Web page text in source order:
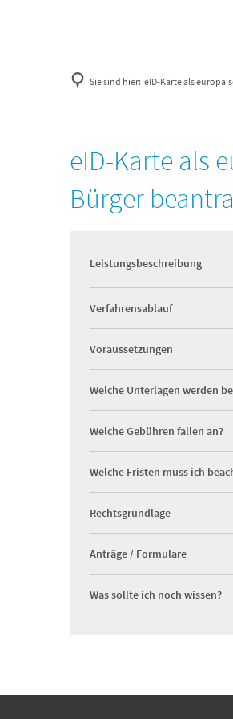
Sie sind hier: eID-Karte als
eID-Karte als
Bürger
Leistungsbeschreibung
Verfahrensablauf
Voraussetzungen
Welche Unterlagen werden
Welche Gebühren fallen an?
Welche Fristen muss ich
Rechtsgrundlage
Anträge / Formulare
Was sollte ich noch wissen?